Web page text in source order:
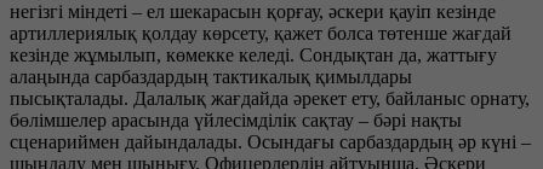
негізгі міндеті – ел шекарасын қорғау, әскери қауіп кезінде
артиллериялық қолдау көрсету, қажет болса төтенше жағдай
кезінде жұмылып, көмекке келеді. Сондықтан да, жаттығу
алаңында сарбаздардың тактикалық қимылдары
пысықталады. Далалық жағдайда әрекет ету, байланыс орнату,
бөлімшелер арасында үйлесімділік сақтау – бәрі нақты
сценариймен дайындалады. Осындағы сарбаздардың әр күні –
шыңдалу мен шынығу. Офицерлердің айтуынша, Әскери